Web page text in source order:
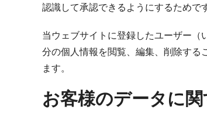
認識して承認できるようにするためで
当ウェブサイトに登録したユーザー（
分の個人情報を閲覧、編集、削除する
ます。
お客様のデータに関